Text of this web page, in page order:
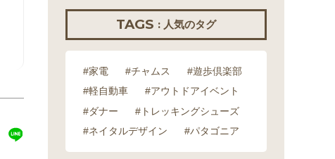
TAGS : 人気のタグ
#家電 #チャムス
#遊歩倶楽部
#軽自動車
#アウトドアイベント
#ダナー
#トレッキングシューズ
#ネイタルデザイン
#パタゴニア